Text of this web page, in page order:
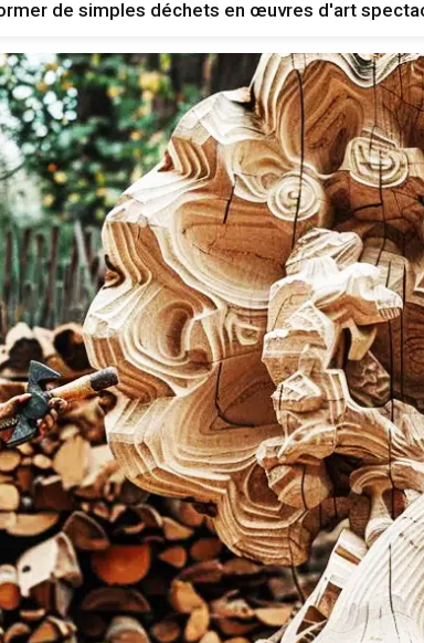
de simples déchets en œuvres d'art